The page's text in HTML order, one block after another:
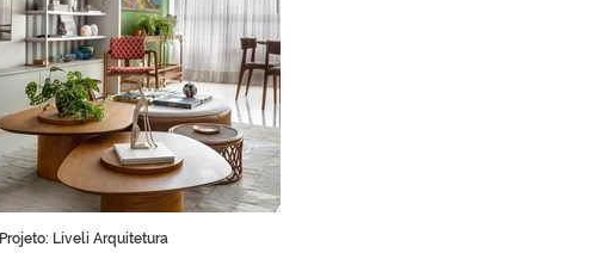
Projeto: Liveli Arquitetura